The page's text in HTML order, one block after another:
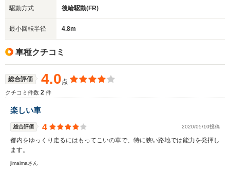
駆動方式 後輪駆動(FR)
最小回転半径 4.8m
車種クチコミ
総合評価 4.0点
クチコミ件数 2 件
楽しい車
総合評価 4 2020/05/10投稿
都内をゆっくり走るにはもってこいの車で、特に狭い路地では能力を発揮し
ます。
jimaimaさん